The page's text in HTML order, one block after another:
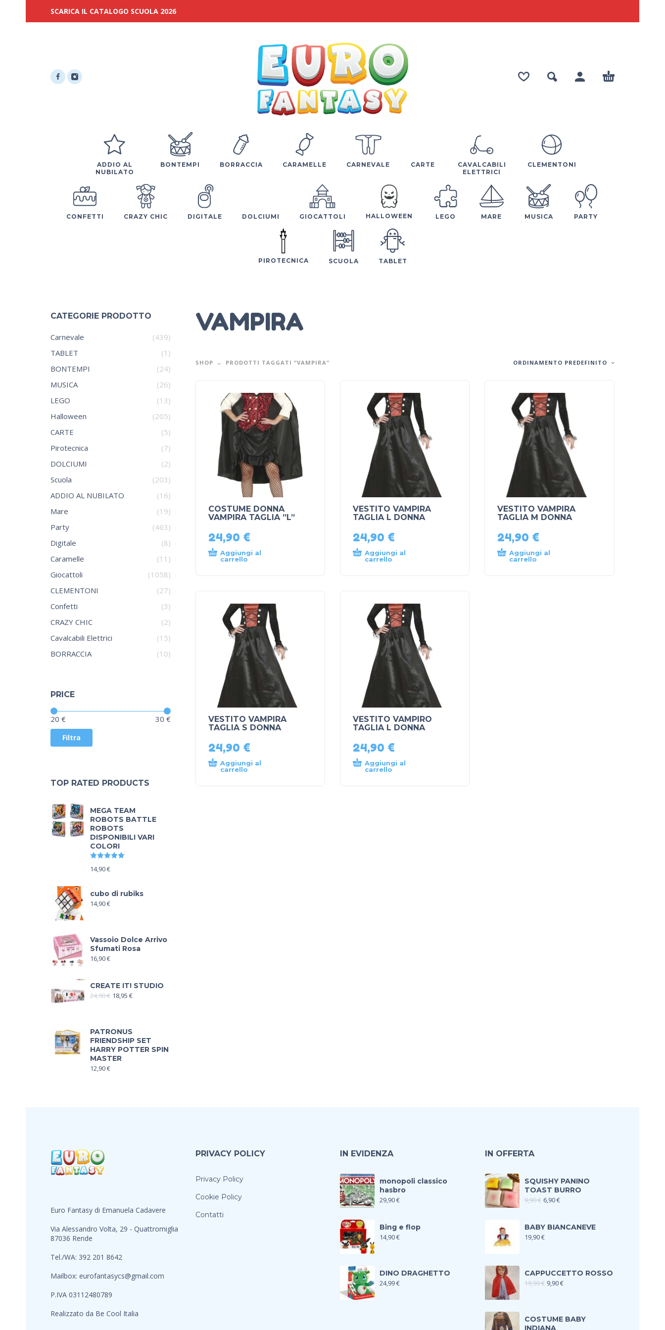
SCARICA IL CATALOGO SCUOLA 2026
ADDIO AL
NUBILATO
BONTEMPI BORRACCIA CARAMELLE CARNEVALE CARTE
CAVALCABILI
ELETTRICI
CLEMENTONI
CONFETTI CRAZY CHIC DIGITALE DOLCIUMI GIOCATTOLI HALLOWEEN LEGO MARE MUSICA PARTY
PIROTECNICA SCUOLA TABLET
CATEGORIE PRODOTTO
Carnevale
(439)
TABLET
(1)
BONTEMPI
(24)
MUSICA
(26)
LEGO
(13)
Halloween
(205)
CARTE
(5)
Pirotecnica
(7)
DOLCIUMI
(2)
Scuola
(203)
ADDIO AL NUBILATO
(16)
Mare
(19)
Party
(463)
Digitale
(8)
Caramelle
(11)
Giocattoli
(1058)
CLEMENTONI
(27)
Confetti
(3)
CRAZY CHIC
(2)
Cavalcabili Elettrici
(15)
BORRACCIA
(10)
PRICE
Filtra
Prezzo:
20 € 30 €
TOP RATED PRODUCTS
MEGA TEAM
ROBOTS BATTLE
ROBOTS
DISPONIBILI VARI
COLORI
14,90€
cubo di rubiks
14,90€
Vassoio Dolce Arrivo
Sfumati Rosa
16,90€
CREATE IT! STUDIO
24,90€ 18,95 €
PATRONUS
FRIENDSHIP SET
HARRY POTTER SPIN
MASTER
12,90€
VAMPIRA
SHOP PRODOTTI TAGGATI “VAMPIRA” ORDINAMENTO PREDEFINITO
COSTUME DONNA
VAMPIRA TAGLIA ”L”
24,90 €
Aggiungi al
carrello
VESTITO VAMPIRA
TAGLIA L DONNA
24,90 €
Aggiungi al
carrello
VESTITO VAMPIRA
TAGLIA M DONNA
24,90 €
Aggiungi al
carrello
VESTITO VAMPIRA
TAGLIA S DONNA
24,90 €
Aggiungi al
carrello
VESTITO VAMPIRO
TAGLIA L DONNA
24,90 €
Aggiungi al
carrello
Euro Fantasy di Emanuela Cadavere
Via Alessandro Volta, 29 - Quattromiglia
87036 Rende
Tel./WA: 392 201 8642
Mailbox: eurofantasycs@gmail.com
P.IVA 03112480789
Realizzato da Be Cool Italia
PRIVACY POLICY
Privacy Policy
Cookie Policy
Contatti
IN EVIDENZA
monopoli classico
hasbro
29,90€
Bing e flop
14,90€
DINO DRAGHETTO
24,99€
IN OFFERTA
SQUISHY PANINO
TOAST BURRO
9,90€ 6,90€
BABY BIANCANEVE
19,90€
CAPPUCCETTO ROSSO
19,90€ 9,90€
COSTUME BABY
INDIANA